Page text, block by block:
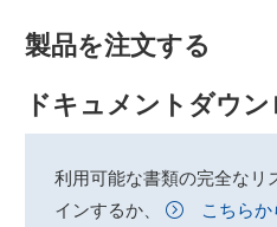
製品を注文する
ドキュメントダウ
利用可能な書類の完全なリ
インするか、
こちらか